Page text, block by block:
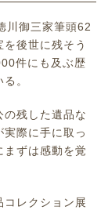
川御三家筆頭62
後世に残そう
件にも及ぶ歴
。
残した遺品な
際に手に取っ
ずは感動を覚
レクション展